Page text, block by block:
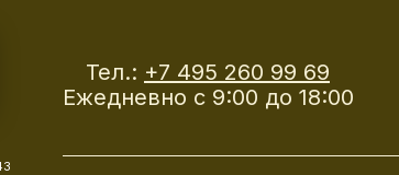
Тел.: +7 495 260 99 69
Ежедневно с 9:00 до 18:00